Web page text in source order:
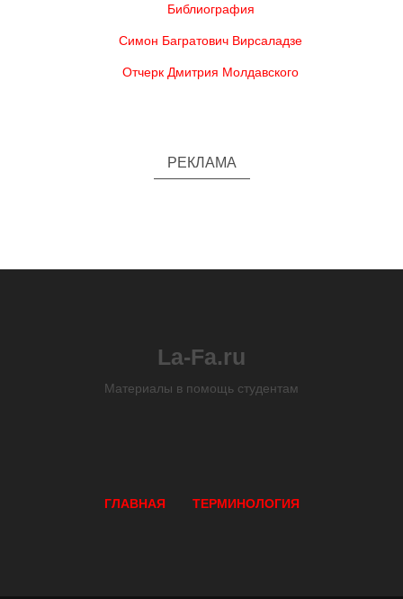
Библиография
Симон Багратович Вирсаладзе
Отчерк Дмитрия Молдавского
РЕКЛАМА
La-Fa.ru
Материалы в помощь студентам
ГЛАВНАЯ ТЕРМИНОЛОГИЯ